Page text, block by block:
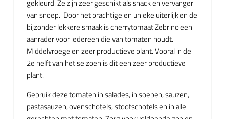
gekleurd. Ze zijn zeer geschikt als snack en vervanger
van snoep. Door het prachtige en unieke uiterlijk en de
bijzonder lekkere smaak is cherrytomaat Zebrino een
aanrader voor iedereen die van tomaten houdt.
Middelvroege en zeer productieve plant. Vooral in de
2e helft van het seizoen is dit een zeer productieve
plant.
Gebruik deze tomaten in salades, in soepen, sauzen,
pastasauzen, ovenschotels, stoofschotels en in alle